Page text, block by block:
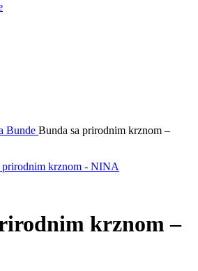
Bunde Bunda sa prirodnim krznom –
krznom –